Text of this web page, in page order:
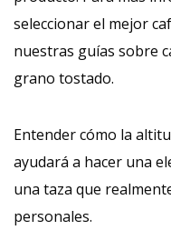
seleccionar el mejor
nuestras guías sobre
grano tostado.
Entender cómo la
ayudará a hacer una
una taza que
personales.